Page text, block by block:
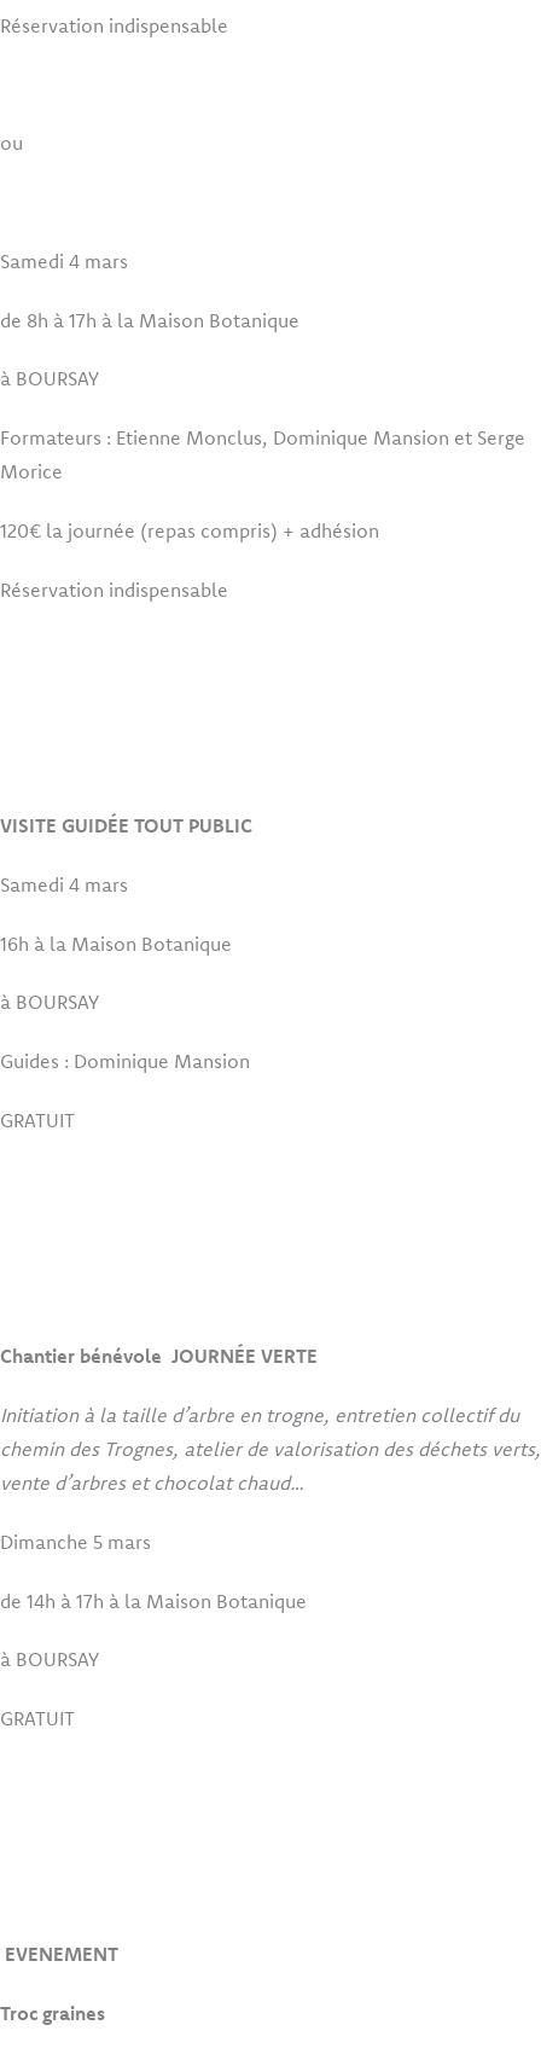
Réservation indispensable
ou
Samedi 4 mars
de 8h à 17h à la Maison Botanique
à BOURSAY
Formateurs : Etienne Monclus, Dominique Mansion et Serge
Morice
120€ la journée (repas compris) + adhésion
Réservation indispensable
VISITE GUIDÉE TOUT PUBLIC
Samedi 4 mars
16h à la Maison Botanique
à BOURSAY
Guides : Dominique Mansion
GRATUIT
Chantier bénévole JOURNÉE VERTE
Initiation à la taille d’arbre en trogne, entretien collectif du
chemin des Trognes, atelier de valorisation des déchets verts,
vente d’arbres et chocolat chaud…
Dimanche 5 mars
de 14h à 17h à la Maison Botanique
à BOURSAY
GRATUIT
EVENEMENT
Troc graines